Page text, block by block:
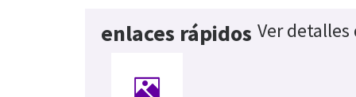
enlaces rápidos Ver